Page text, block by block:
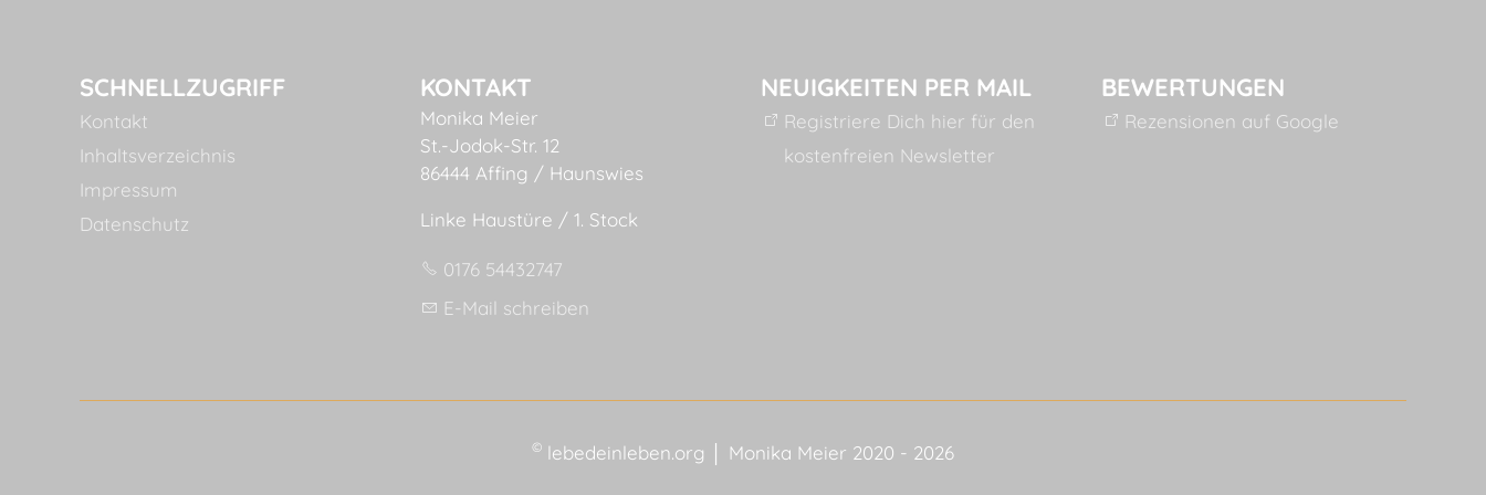
SCHNELLZUGRIFF
Kontakt
Inhaltsverzeichnis
Impressum
Datenschutz
KONTAKT
Monika Meier
St.-Jodok-Str. 12
86444 Affing / Haunswies
Linke Haustüre / 1. Stock
0176 54432747
E-Mail schreiben
NEUIGKEITEN PER MAIL
Registriere Dich hier für den
kostenfreien Newsletter
BEWERTUNGEN
Rezensionen auf Google
© lebedeinleben.org │ Monika Meier 2020 - 2026